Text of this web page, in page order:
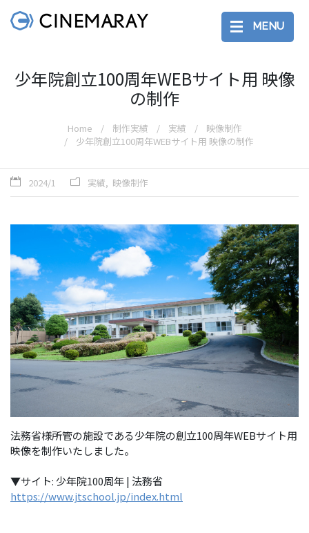
MENU
少年院創立100周年WEBサイト用 映像
の制作
Home 制作実績 実績
映像制作
少年院創立100周年WEBサイト用 映像の制作
2024/1 実績 映像制作
法務省様所管の施設である少年院の創立100周年WEBサイト用
映像を制作いたしました。
▼サイト: 少年院100周年 | 法務省
https://www.jtschool.jp/index.html